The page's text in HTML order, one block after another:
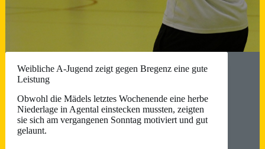
Weibliche A-Jugend zeigt gegen Bregenz eine gute
Leistung
Obwohl die Mädels letztes Wochenende eine herbe
Niederlage in Agental einstecken mussten, zeigten
sie sich am vergangenen Sonntag motiviert und gut
gelaunt.